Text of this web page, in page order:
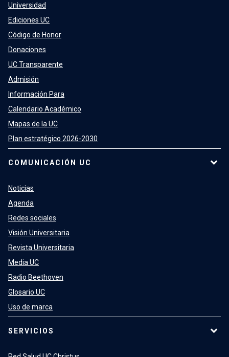
Universidad
Ediciones UC
Código de Honor
Donaciones
UC Transparente
Admisión
Información Para
Calendario Académico
Mapas de la UC
Plan estratégico 2026-2030
COMUNICACIÓN UC
Noticias
Agenda
Redes sociales
Visión Universitaria
Revista Universitaria
Media UC
Radio Beethoven
Glosario UC
Uso de marca
SERVICIOS